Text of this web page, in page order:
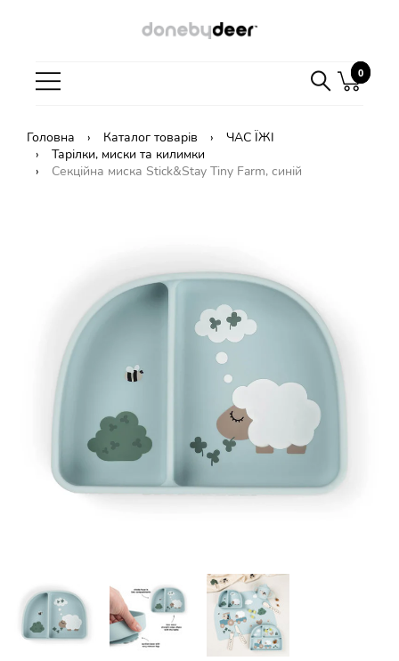
0
0
Головна Каталог товарів
ЧАС ЇЖІ
Тарілки, миски та килимки
Секційна миска Stick&Stay Tiny Farm, синій